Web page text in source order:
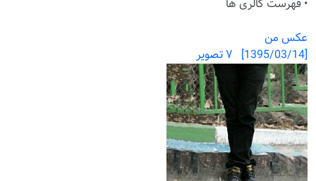
عکس من
[1395/03/14] ۷ تصویر